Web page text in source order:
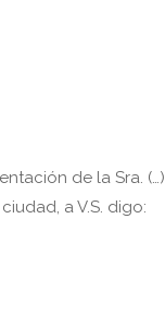
de la Sra. (…),
a V.S. digo: